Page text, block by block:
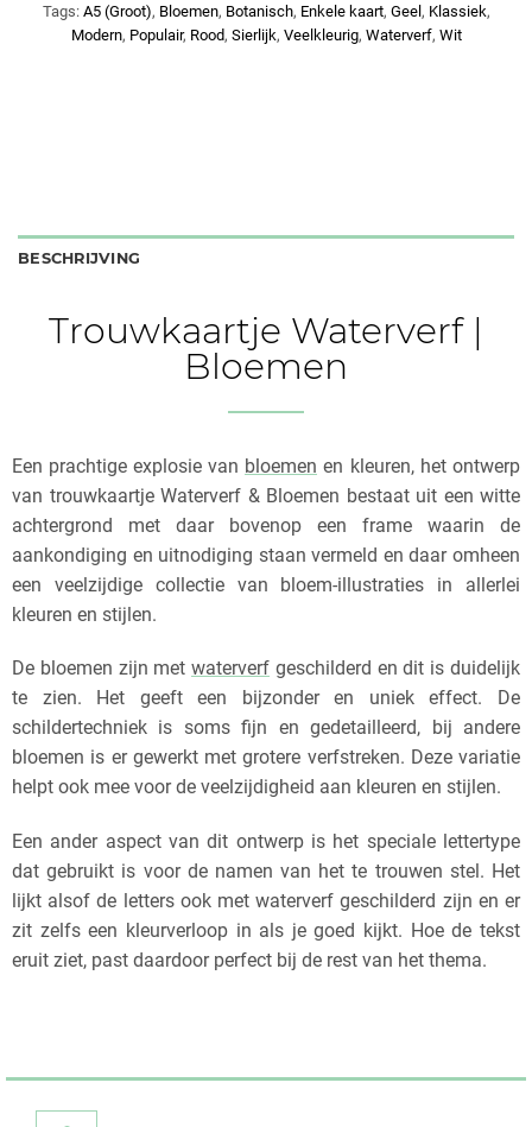
Tags: A5 (Groot), Bloemen, Botanisch, Enkele kaart, Geel, Klassiek,
Modern, Populair, Rood, Sierlijk, Veelkleurig, Waterverf, Wit
BESCHRIJVING
Trouwkaartje Waterverf |
Bloemen
Een prachtige explosie van bloemen en kleuren, het ontwerp
van trouwkaartje Waterverf & Bloemen bestaat uit een witte
achtergrond met daar bovenop een frame waarin de
aankondiging en uitnodiging staan vermeld en daar omheen
een veelzijdige collectie van bloem-illustraties in allerlei
kleuren en stijlen.
De bloemen zijn met waterverf geschilderd en dit is duidelijk
te zien. Het geeft een bijzonder en uniek effect. De
schildertechniek is soms fijn en gedetailleerd, bij andere
bloemen is er gewerkt met grotere verfstreken. Deze variatie
helpt ook mee voor de veelzijdigheid aan kleuren en stijlen.
Een ander aspect van dit ontwerp is het speciale lettertype
dat gebruikt is voor de namen van het te trouwen stel. Het
lijkt alsof de letters ook met waterverf geschilderd zijn en er
zit zelfs een kleurverloop in als je goed kijkt. Hoe de tekst
eruit ziet, past daardoor perfect bij de rest van het thema.